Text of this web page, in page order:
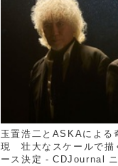
玉置浩二とASKAによる
現 壮大なスケールで描
ース決定 - CDJournal